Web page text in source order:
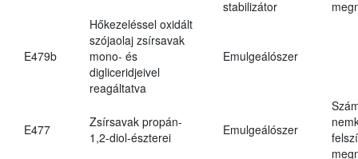
stabilizátor
E479b
Hőkezeléssel oxidált
szójaolaj zsírsavak
mono- és
digliceridjeivel
reagáltatva
Emulgeálószer
E477
Zsírsavak propán-
1,2-diol-észterei
Emulgeálószer